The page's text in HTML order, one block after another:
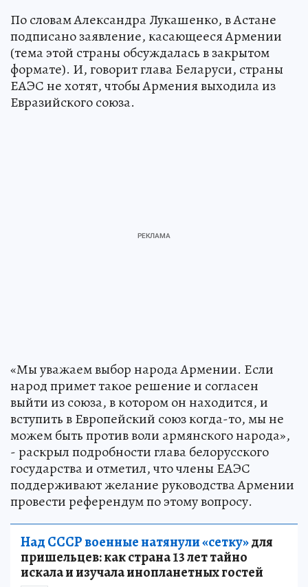
По словам Александра Лукашенко, в Астане
подписано заявление, касающееся Армении
(тема этой страны обсуждалась в закрытом
формате). И, говорит глава Беларуси, страны
ЕАЭС не хотят, чтобы Армения выходила из
Евразийского союза.
«Мы уважаем выбор народа Армении. Если
народ примет такое решение и согласен
выйти из союза, в котором он находится, и
вступить в Европейский союз когда-то, мы не
можем быть против воли армянского народа»,
- раскрыл подробности глава белорусского
государства и отметил, что члены ЕАЭС
поддерживают желание руководства Армении
провести референдум по этому вопросу.
Над СССР военные натянули «сетку»для
пришельцев: как страна 13 лет тайно
искала и изучала инопланетных гостей